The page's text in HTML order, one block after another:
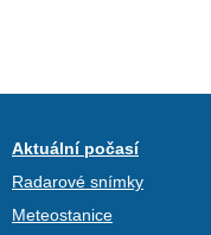
Aktuální počasí
Radarové snímky
Meteostanice